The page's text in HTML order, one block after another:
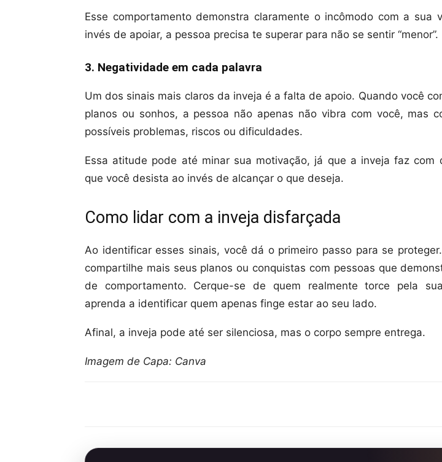
Esse comportamento demonstra claramente o incômodo com a sua
invés de apoiar, a pessoa precisa te superar para não se sentir “menor”.
3. Negatividade em cada palavra
Um dos sinais mais claros da inveja é a falta de apoio. Quando você
planos ou sonhos, a pessoa não apenas não vibra com você, mas
possíveis problemas, riscos ou dificuldades.
Essa atitude pode até minar sua motivação, já que a inveja faz com
que você desista ao invés de alcançar o que deseja.
Como lidar com a inveja disfarçada
Ao identificar esses sinais, você dá o primeiro passo para se
compartilhe mais seus planos ou conquistas com pessoas que
de comportamento. Cerque-se de quem realmente torce pela
aprenda a identificar quem apenas finge estar ao seu lado.
Afinal, a inveja pode até ser silenciosa, mas o corpo sempre entrega.
Imagem de Capa: Canva